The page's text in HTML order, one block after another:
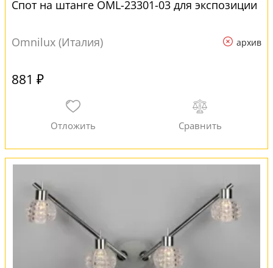
Спот на штанге OML-23301-03 для экспозиции
Omnilux (Италия) архив
881 ₽